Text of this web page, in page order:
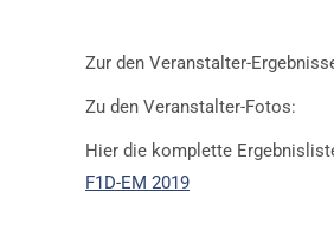
Zur den Veranstalter-
Zu den Veranstalter-Fotos:
Hier die komplette
F1D-EM 2019